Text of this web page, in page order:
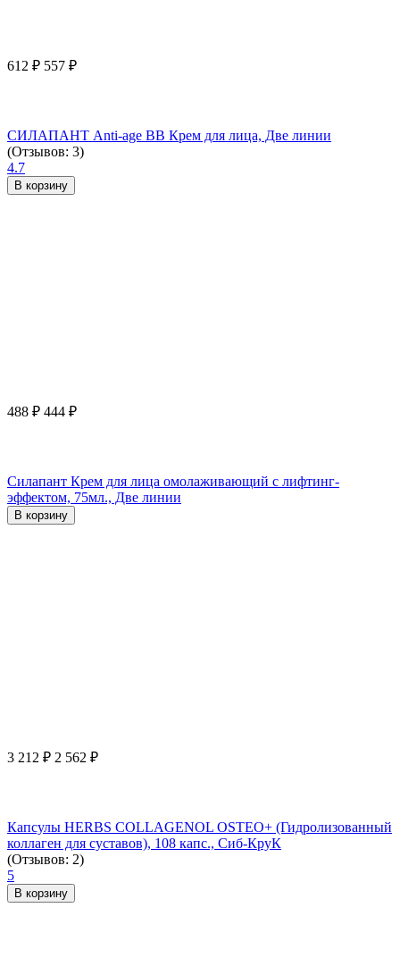
612 ₽ 557 ₽
СИЛАПАНТ Anti-age ВВ Крем для лица, Две линии
(Отзывов: 3)
4.7
В корзину
488 ₽ 444 ₽
Силапант Крем для лица омолаживающий с лифтинг-
эффектом, 75мл., Две линии
В корзину
3 212 ₽ 2 562 ₽
Капсулы HERBS COLLAGENOL OSTEO+ (Гидролизованный
коллаген для суставов), 108 капс., Сиб-КруК
(Отзывов: 2)
5
В корзину